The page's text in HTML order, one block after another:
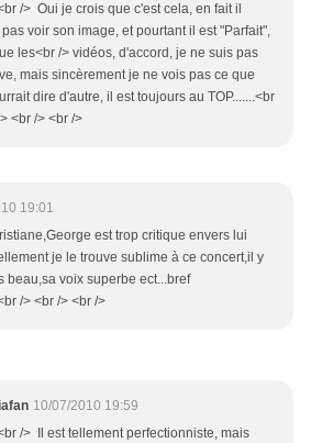
/> Oui je crois que c'est cela, en fait il
voir son image, et pourtant il est "Parfait",
les<br /> vidéos, d'accord, je ne suis pas
mais sincèrement je ne vois pas ce que
dire d'autre, il est toujours au TOP.......<br
<br /> <br />
19:01
est trop critique envers lui
je le trouve sublime à ce concert,il y
beau,sa voix superbe ect...bref
/> <br /> <br />
10/07/2010 19:59
/> Il est tellement perfectionniste, mais